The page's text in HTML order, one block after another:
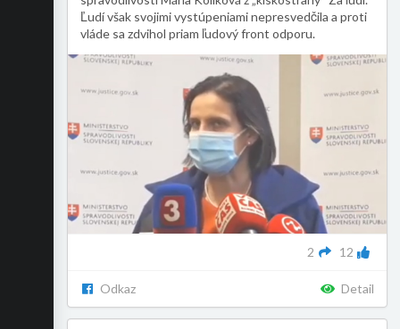
Ľudí však svojimi vystúpeniami nepresvedčila a proti
vláde sa zdvihol priam ľudový front odporu.
12
2
Odkaz Detail